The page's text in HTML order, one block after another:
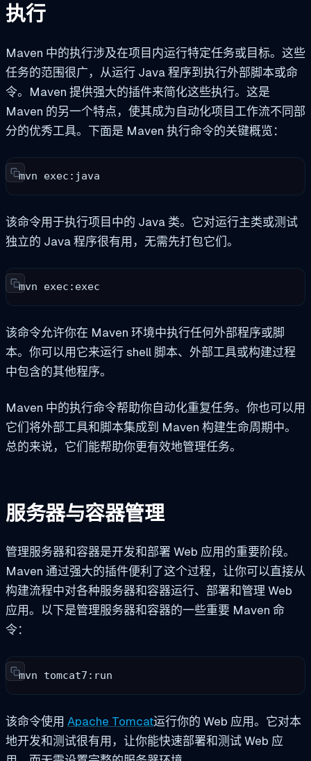
执行
Maven 中的执行涉及在项目内运行特定任务或目标。这些
任务的范围很广，从运行 Java 程序到执行外部脚本或命
令。Maven 提供强大的插件来简化这些执行。这是
Maven 的另一个特点，使其成为自动化项目工作流不同部
分的优秀工具。下面是 Maven 执行命令的关键概览：
mvn exec:java
该命令用于执行项目中的 Java 类。它对运行主类或测试
独立的 Java 程序很有用，无需先打包它们。
mvn exec:exec
该命令允许你在 Maven 环境中执行任何外部程序或脚
本。你可以用它来运行 shell 脚本、外部工具或构建过程
中包含的其他程序。
Maven 中的执行命令帮助你自动化重复任务。你也可以用
它们将外部工具和脚本集成到 Maven 构建生命周期中。
总的来说，它们能帮助你更有效地管理任务。
服务器与容器管理
管理服务器和容器是开发和部署 Web 应用的重要阶段。
Maven 通过强大的插件便利了这个过程，让你可以直接从
构建流程中对各种服务器和容器运行、部署和管理 Web
应用。以下是管理服务器和容器的一些重要 Maven 命
令：
mvn tomcat7:run
该命令使用 Apache Tomcat运行你的 Web 应用。它对本
地开发和测试很有用，让你能快速部署和测试 Web 应